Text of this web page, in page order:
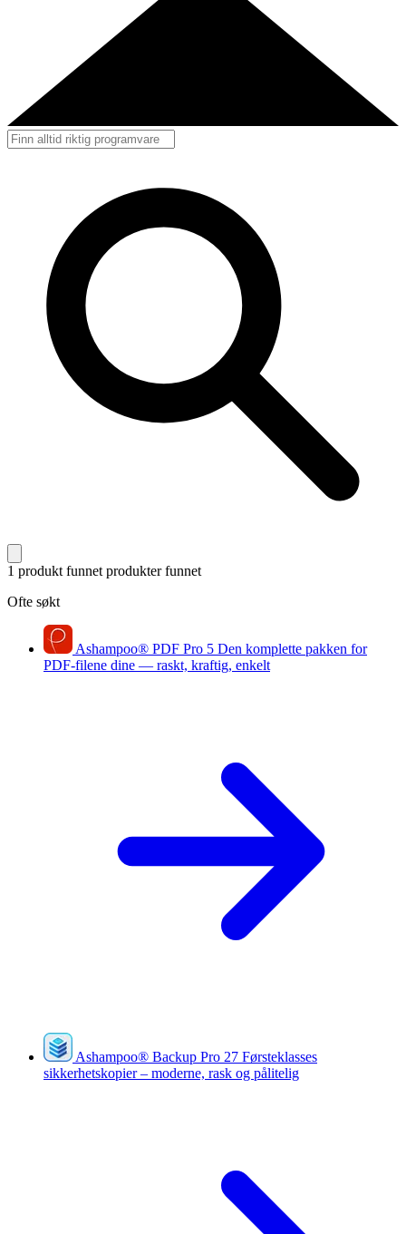
1 produkt funnet produkter funnet
Ofte søkt
Ashampoo® PDF Pro 5 Den komplette pakken for
PDF-filene dine — raskt, kraftig, enkelt
Ashampoo® Backup Pro 27 Førsteklasses
sikkerhetskopier – moderne, rask og pålitelig